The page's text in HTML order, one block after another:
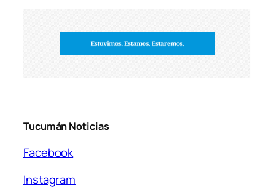
Tucumán Noticias
Facebook
Instagram